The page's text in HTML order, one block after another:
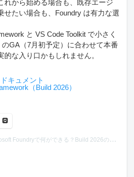
れから始める場合も、既存エージ
せたい場合も、Foundry は有力な選
と VS Code Toolkit で小さく
GA（7月初予定）に合わせて本番
な入り口かもしれません。
キュメント
（Build 2026）
Foundryで何ができる？Build 2026の機能をかみ砕いて解説